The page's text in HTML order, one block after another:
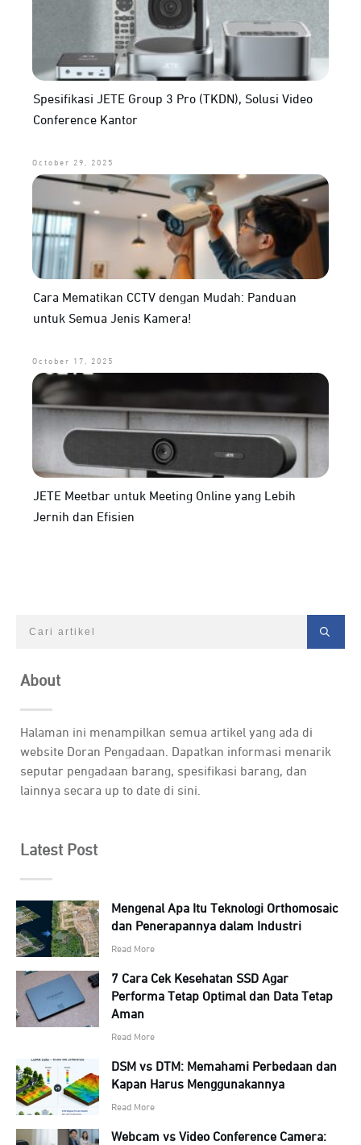
Spesifikasi JETE Group 3 Pro (TKDN), Solusi Video
Conference Kantor
October 29, 2025
Cara Mematikan CCTV dengan Mudah: Panduan
untuk Semua Jenis Kamera!
October 17, 2025
JETE Meetbar untuk Meeting Online yang Lebih
Jernih dan Efisien
About
Halaman ini menampilkan semua artikel yang ada di
website Doran Pengadaan. Dapatkan informasi menarik
seputar pengadaan barang, spesifikasi barang, dan
lainnya secara up to date di sini.
Latest Post
Mengenal Apa Itu Teknologi Orthomosaic
dan Penerapannya dalam Industri
Read More
7 Cara Cek Kesehatan SSD Agar
Performa Tetap Optimal dan Data Tetap
Aman
Read More
DSM vs DTM: Memahami Perbedaan dan
Kapan Harus Menggunakannya
Read More
Webcam vs Video Conference Camera: